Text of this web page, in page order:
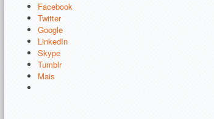
Facebook
Twitter
Google
LinkedIn
Skype
Tumblr
Mais